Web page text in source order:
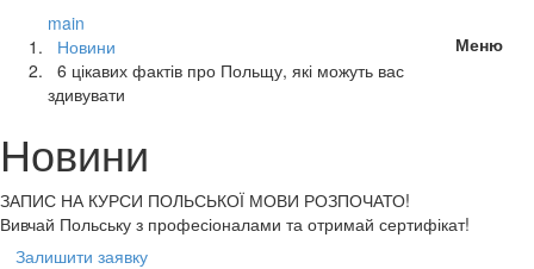
Меню
main
Новини
6 цікавих фактів про Польщу, які можуть вас
здивувати
Новини
ЗАПИС НА КУРСИ ПОЛЬСЬКОЇ МОВИ РОЗПОЧАТО!
Вивчай Польську з професіоналами та отримай сертифікат!
Залишити заявку